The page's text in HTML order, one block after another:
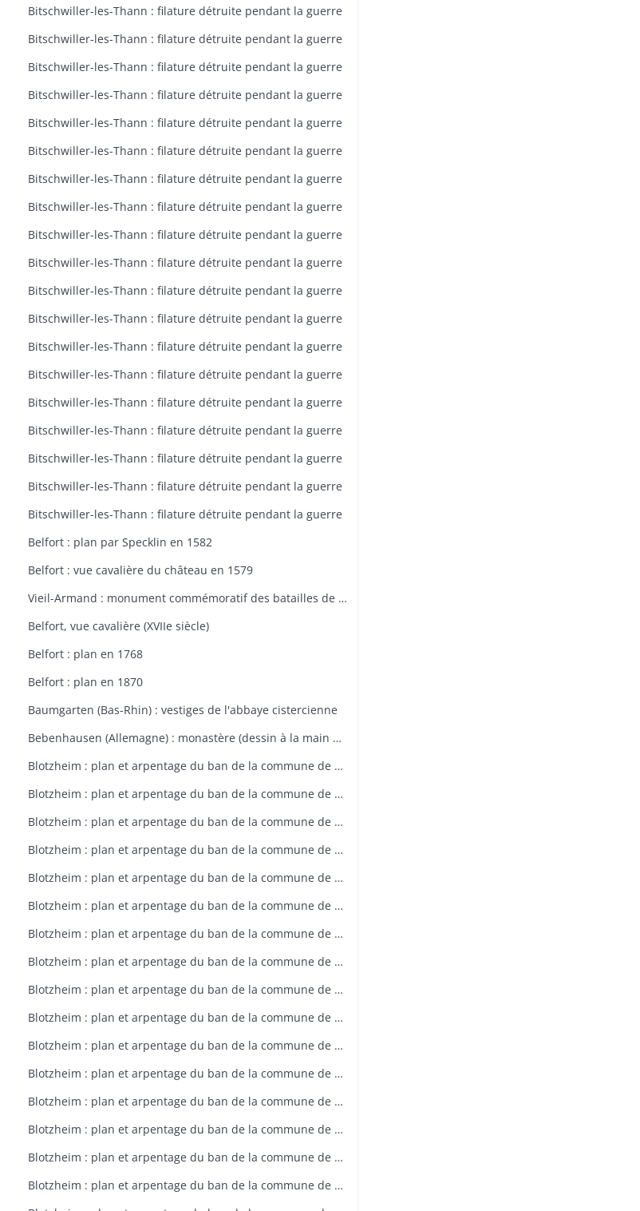
Bitschwiller-les-Thann : filature détruite pendant la guerre
Bitschwiller-les-Thann : filature détruite pendant la guerre
Bitschwiller-les-Thann : filature détruite pendant la guerre
Bitschwiller-les-Thann : filature détruite pendant la guerre
Bitschwiller-les-Thann : filature détruite pendant la guerre
Bitschwiller-les-Thann : filature détruite pendant la guerre
Bitschwiller-les-Thann : filature détruite pendant la guerre
Bitschwiller-les-Thann : filature détruite pendant la guerre
Bitschwiller-les-Thann : filature détruite pendant la guerre
Bitschwiller-les-Thann : filature détruite pendant la guerre
Bitschwiller-les-Thann : filature détruite pendant la guerre
Bitschwiller-les-Thann : filature détruite pendant la guerre
Bitschwiller-les-Thann : filature détruite pendant la guerre
Bitschwiller-les-Thann : filature détruite pendant la guerre
Bitschwiller-les-Thann : filature détruite pendant la guerre
Bitschwiller-les-Thann : filature détruite pendant la guerre
Bitschwiller-les-Thann : filature détruite pendant la guerre
Bitschwiller-les-Thann : filature détruite pendant la guerre
Bitschwiller-les-Thann : filature détruite pendant la guerre
Belfort : plan par Specklin en 1582
Belfort : vue cavalière du château en 1579
Vieil-Armand : monument commémoratif des batailles de la 1ère guerre mondiale
Belfort, vue cavalière (XVIIe siècle)
Belfort : plan en 1768
Belfort : plan en 1870
Baumgarten (Bas-Rhin) : vestiges de l'abbaye cistercienne
Bebenhausen (Allemagne) : monastère (dessin à la main de 1683)
Blotzheim : plan et arpentage du ban de la commune de Blotzheim (plan dressé sur ordre de l'intendant vers 1765)
Blotzheim : plan et arpentage du ban de la commune de Blotzheim (plan dressé sur ordre de l'intendant vers 1765)
Blotzheim : plan et arpentage du ban de la commune de Blotzheim (plan dressé sur ordre de l'intendant vers 1765)
Blotzheim : plan et arpentage du ban de la commune de Blotzheim (plan dressé sur ordre de l'intendant vers 1765)
Blotzheim : plan et arpentage du ban de la commune de Blotzheim (plan dressé sur ordre de l'intendant vers 1765)
Blotzheim : plan et arpentage du ban de la commune de Blotzheim (plan dressé sur ordre de l'intendant vers 1765)
Blotzheim : plan et arpentage du ban de la commune de Blotzheim (plan dressé sur ordre de l'intendant vers 1765)
Blotzheim : plan et arpentage du ban de la commune de Blotzheim (plan dressé sur ordre de l'intendant vers 1765)
Blotzheim : plan et arpentage du ban de la commune de Blotzheim (plan dressé sur ordre de l'intendant vers 1765)
Blotzheim : plan et arpentage du ban de la commune de Blotzheim (plan dressé sur ordre de l'intendant vers 1765)
Blotzheim : plan et arpentage du ban de la commune de Blotzheim (plan dressé sur ordre de l'intendant vers 1765)
Blotzheim : plan et arpentage du ban de la commune de Blotzheim (plan dressé sur ordre de l'intendant vers 1765)
Blotzheim : plan et arpentage du ban de la commune de Blotzheim (plan dressé sur ordre de l'intendant vers 1765)
Blotzheim : plan et arpentage du ban de la commune de Blotzheim (plan dressé sur ordre de l'intendant vers 1765)
Blotzheim : plan et arpentage du ban de la commune de Blotzheim (plan dressé sur ordre de l'intendant vers 1765)
Blotzheim : plan et arpentage du ban de la commune de Blotzheim (plan dressé sur ordre de l'intendant vers 1765)